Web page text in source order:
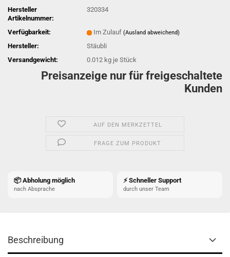
Hersteller
Artikelnummer:
320334
Verfügbarkeit: Im Zulauf (Ausland abweichend)
Hersteller:
Stäubli
Versandgewicht:
0.012 kg je Stück
Preisanzeige nur für freigeschaltete
Kunden
AUF DEN MERKZETTEL
FRAGE ZUM PRODUKT
📦 Abholung möglich
nach Absprache
⚡ Schneller Support
durch unser Team
Beschreibung